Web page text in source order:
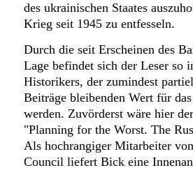
des ukrainischen Staates
Krieg seit 1945 zu entfesseln.
Durch die seit Erscheinen des
Lage befindet sich der Leser so
Historikers, der zumindest
Beiträge bleibenden Wert für
werden. Zuvörderst wäre hier
"Planning for the Worst. The
Als hochrangiger Mitarbeiter
Council liefert Bick eine